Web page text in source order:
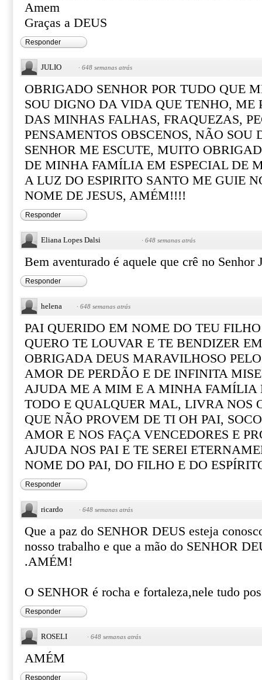
Amem
Graças a DEUS
Responder
JULIO · 648 semanas atrás
OBRIGADO SENHOR POR TUDO QUE
SOU DIGNO DA VIDA QUE TENHO, ME
DAS MINHAS FALHAS, FRAQUEZAS,
PENSAMENTOS OBSCENOS, NÃO SOU
SENHOR ME ESCUTE, MUITO
DE MINHA FAMÍLIA EM ESPECIAL DE
A LUZ DO ESPIRITO SANTO ME GUIE
NOME DE JESUS, AMÉM!!!!
Responder
Eliana Lopes Dalsi · 648 semanas atrás
Bem aventurado é aquele que crê no Senhor
Responder
helena · 648 semanas atrás
PAI QUERIDO EM NOME DO TEU
QUERO TE LOUVAR E TE BENDIZER
OBRIGADA DEUS MARAVILHOSO
AMOR DE PERDÃO E DE INFINITA
AJUDA ME A MIM E A MINHA FAMÍLIA
TODO E QUALQUER MAL, LIVRA NOS
QUE NÃO PROVEM DE TI OH PAI,
AMOR E NOS FAÇA VENCEDORES E
AJUDA NOS PAI E TE SEREI
NOME DO PAI, DO FILHO E DO
Responder
ricardo · 648 semanas atrás
Que a paz do SENHOR DEUS esteja
nosso trabalho e que a mão do SENHOR
.AMÉM!
O SENHOR é rocha e fortaleza,nele tudo
Responder
ROSELI · 648 semanas atrás
AMÉM
Responder